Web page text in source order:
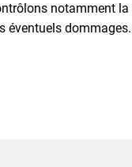
notamment
éventuels dommages.